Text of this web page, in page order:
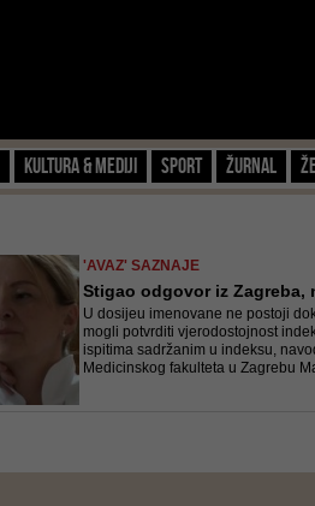
Kultura & Mediji Sport Žurnal
'AVAZ' SAZNAJE
Stigao odgovor iz Zagreba,
U dosijeu imenovane ne postoji
mogli potvrditi vjerodostojnost
ispitima sadržanim u indeksu,
Medicinskog fakulteta u Zagrebu